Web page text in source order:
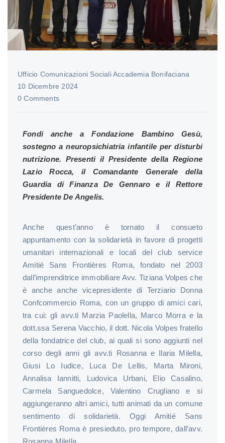
Ufficio Comunicazioni Sociali Accademia Bonifaciana
10 Dicembre 2024
0 Comments
Fondi anche a Fondazione Bambino Gesù,
sostegno a neuropsichiatria infantile per disturbi
nutrizione. Presenti il Presidente della Regione
Lazio Rocca, il Comandante Generale della
Guardia di Finanza De Gennaro e il Rettore
Presidente De Angelis.
Anche quest’anno è tornato il consueto
appuntamento con la solidarietà in favore di progetti
umanitari internazionali e locali del club service
Amitié Sans Frontières Roma, fondato nel 2003
dall’imprenditrice immobiliare Avv. Tiziana Volpes che
è anche anche vicepresidente di Terziario Donna
Confcommercio Roma, con un gruppo di amici cari,
tra cui: gli avv.ti Marzia Paolella, Marco Morra e la
dott.ssa Serena Vacchio, il dott. Nicola Volpes fratello
della fondatrice del club, ai quali si sono aggiunti nel
corso degli anni gli avv.ti Rosanna e Ilaria Milella,
Giusi Lo Iudice, Luca De Lellis, Marta Mironi,
Annalisa Iannitti, Ludovica Urbani, Elio Casalino,
Carmela Sanguedolce, Valentino Crugliano e si
aggiungeranno altri amici, tutti animati da un comune
sentimento di solidarietà. Oggi Amitié Sans
Frontières Roma è presieduto, pro tempore, dall’avv.